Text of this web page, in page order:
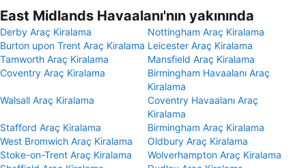
East Midlands Havaalanı'nın yakınında
Derby Araç Kiralama
Nottingham Araç Kiralama
Burton upon Trent Araç Kiralama Leicester Araç Kiralama
Tamworth Araç Kiralama
Mansfield Araç Kiralama
Coventry Araç Kiralama
Birmingham Havaalanı Araç
Kiralama
Walsall Araç Kiralama
Coventry Havaalanı Araç
Kiralama
Stafford Araç Kiralama
Birmingham Araç Kiralama
West Bromwich Araç Kiralama
Oldbury Araç Kiralama
Stoke-on-Trent Araç Kiralama
Wolverhampton Araç Kiralama